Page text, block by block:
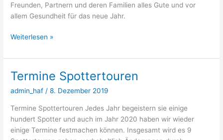
Freunden, Partnern und deren Familien alles Gute und vor
allem Gesundheit für das neue Jahr.
Alles
für
2020
Weiterlesen »
Termine Spottertouren
admin_haf /8. Dezember 2019
Termine Spottertouren Jedes Jahr begeistern sie einige
hundert Spotter und auch im Jahr 2020 haben wir wieder
einige Termine festmachen können. Insgesamt wird es 9